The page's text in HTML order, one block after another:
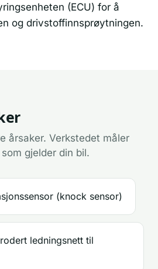
(ECU) for å
og drivstoffinnsprøytningen.
årsaker. Verkstedet måler
gjelder din bil.
(knock sensor)
ledningsnett til